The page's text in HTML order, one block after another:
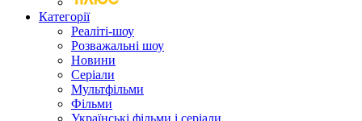
Категорії
Реаліті-шоу
Розважальні шоу
Новини
Серіали
Мультфільми
Фільми
Українські фільми і серіали